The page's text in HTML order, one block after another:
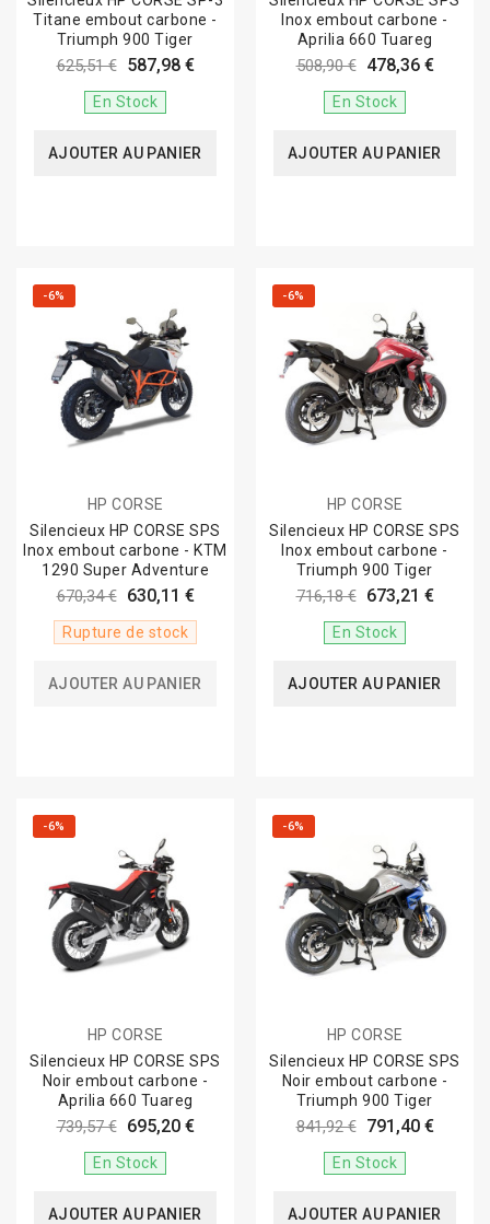
Titane embout carbone -
Triumph 900 Tiger
625,51 € 587,98 €
En Stock
AJOUTER AU PANIER
Inox embout carbone -
Aprilia 660 Tuareg
508,90 € 478,36 €
En Stock
AJOUTER AU PANIER
-6%
HP CORSE
Silencieux HP CORSE SPS
Inox embout carbone - KTM
1290 Super Adventure
670,34 € 630,11 €
Rupture de stock
AJOUTER AU PANIER
-6%
HP CORSE
Silencieux HP CORSE SPS
Inox embout carbone -
Triumph 900 Tiger
716,18 € 673,21 €
En Stock
AJOUTER AU PANIER
-6%
HP CORSE
Silencieux HP CORSE SPS
Noir embout carbone -
Aprilia 660 Tuareg
739,57 € 695,20 €
En Stock
AJOUTER AU PANIER
-6%
HP CORSE
Silencieux HP CORSE SPS
Noir embout carbone -
Triumph 900 Tiger
841,92 € 791,40 €
En Stock
AJOUTER AU PANIER